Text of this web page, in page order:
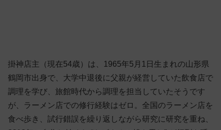
掛神店主（現在54歳）は、1965年5月1日生まれの山形県
鶴岡市出身で、大学中退後に父親が経営していた飲食店で
調理を学び、旅館時代から調理を担当していたそうです
が、ラーメン店での修行経験はゼロ。全国のラーメン店を
食べ歩き、試行錯誤を繰り返しながら研究に研究を重ね、